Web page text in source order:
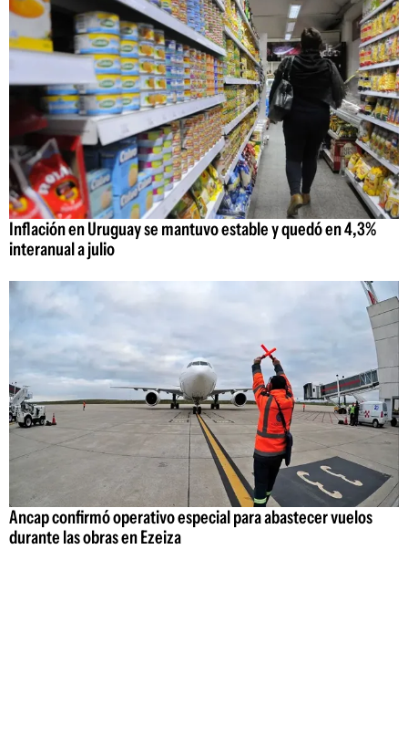
Inflación en Uruguay se mantuvo estable y quedó en 4,3%
interanual a julio
Ancap confirmó operativo especial para abastecer vuelos
durante las obras en Ezeiza